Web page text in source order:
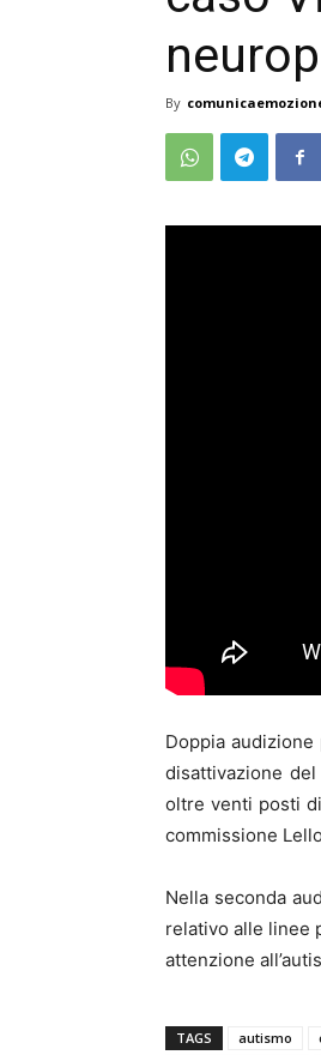
By
Doppia
disattivazione
oltre venti posti
commissione
Nella seconda
relativo alle linee
attenzione
TAGS autismo